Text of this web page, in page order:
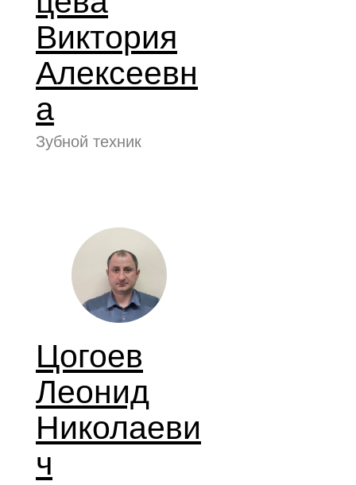
Виктория
Алексеевн
а
Зубной техник
Цогоев
Леонид
Николаеви
ч